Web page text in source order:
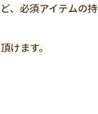
、必須アイテムの持
けます。